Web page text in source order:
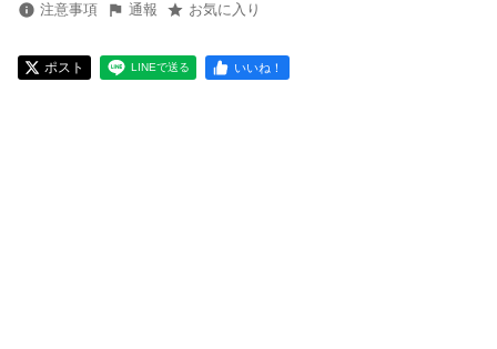
注意事項 通報 お気に入り
ポスト LINEで送る いいね！